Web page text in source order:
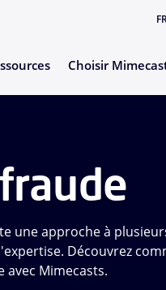
Choisir
une approche à
Découvrez
avec Mimecasts.